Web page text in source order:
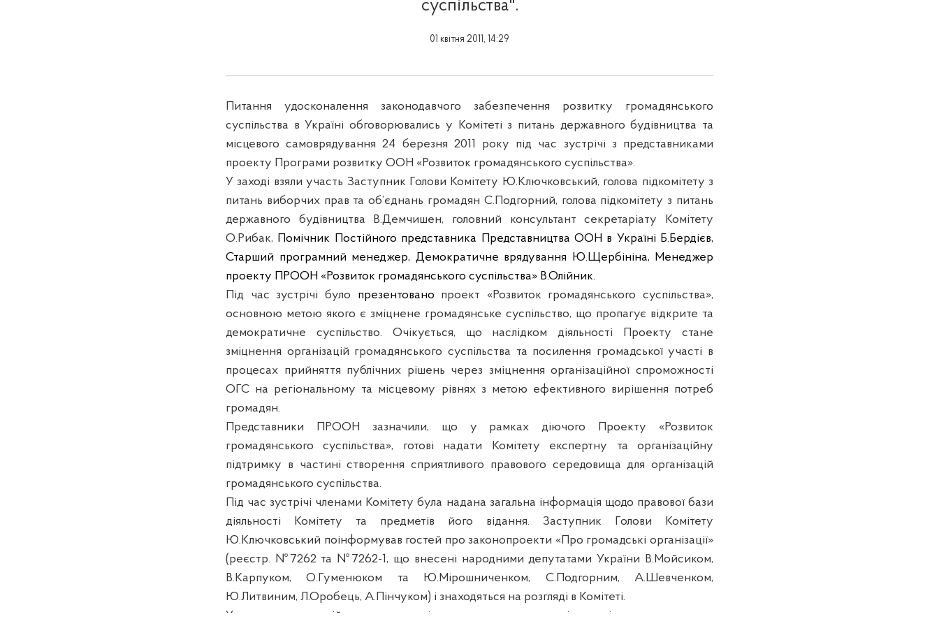
суспільства".
01 квітня 2011, 14:29
Питання удосконалення законодавчого забезпечення розвитку громадянського
суспільства в Україні обговорювались у Комітеті з питань державного будівництва та
місцевого самоврядування 24 березня 2011 року під час зустрічі з представниками
проекту Програми розвитку ООН «Розвиток громадянського суспільства».
У заході взяли участь Заступник Голови Комітету Ю.Ключковський, голова підкомітету з
питань виборчих прав та об’єднань громадян С.Подгорний, голова підкомітету з питань
державного будівництва В.Демчишен, головний консультант секретаріату Комітету
О.Рибак, Помічник Постійного представника Представництва ООН в Україні Б.Бердієв,
Старший програмний менеджер, Демократичне врядування Ю.Щербініна, Менеджер
проекту ПРООН «Розвиток громадянського суспільства» В.Олійник.
Під час зустрічі було презентовано проект «Розвиток громадянського суспільства»,
основною метою якого є зміцнене громадянське суспільство, що пропагує відкрите та
демократичне суспільство. Очікується, що наслідком діяльності Проекту стане
зміцнення організацій громадянського суспільства та посилення громадської участі в
процесах прийняття публічних рішень через зміцнення організаційної спроможності
ОГС на регіональному та місцевому рівнях з метою ефективного вирішення потреб
громадян.
Представники ПРООН зазначили, що у рамках діючого Проекту «Розвиток
громадянського суспільства», готові надати Комітету експертну та організаційну
підтримку в частині створення сприятливого правового середовища для організацій
громадянського суспільства.
Під час зустрічі членами Комітету була надана загальна інформація щодо правової бази
діяльності Комітету та предметів його відання. Заступник Голови Комітету
Ю.Ключковський поінформував гостей про законопроекти «Про громадські організації»
(реєстр. №7262 та №7262-1, що внесені народними депутатами України В.Мойсиком,
В.Карпуком, О.Гуменюком та Ю.Мірошниченком, С.Подгорним, А.Шевченком,
Ю.Литвиним, Л.Оробець, А.Пінчуком) і знаходяться на розгляді в Комітеті.
Учасники заходу зійшлись на думці, що в першому читанні один із запропонованих